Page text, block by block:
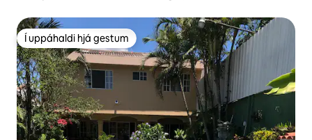
Í uppáhaldi hjá gestum
Í uppáhaldi hjá gestum